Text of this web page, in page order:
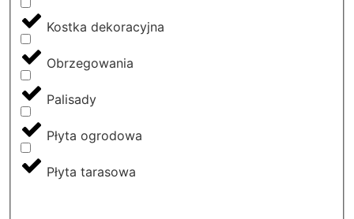
Kostka dekoracyjna
Obrzegowania
Palisady
Płyta ogrodowa
Płyta tarasowa